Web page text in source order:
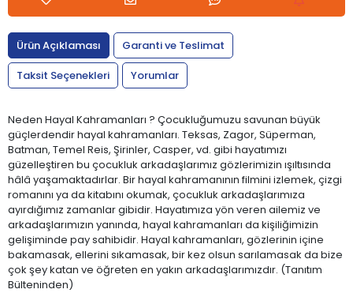
Ürün Açıklaması
Garanti ve Teslimat
Taksit Seçenekleri
Yorumlar
Neden Hayal Kahramanları ? Çocukluğumuzu savunan büyük
güçlerdendir hayal kahramanları. Teksas, Zagor, Süperman,
Batman, Temel Reis, Şirinler, Casper, vd. gibi hayatımızı
güzelleştiren bu çocukluk arkadaşlarımız gözlerimizin ışıltısında
hâlâ yaşamaktadırlar. Bir hayal kahramanının filmini izlemek, çizgi
romanını ya da kitabını okumak, çocukluk arkadaşlarımıza
ayırdığımız zamanlar gibidir. Hayatımıza yön veren ailemiz ve
arkadaşlarımızın yanında, hayal kahramanları da kişiliğimizin
gelişiminde pay sahibidir. Hayal kahramanları, gözlerinin içine
bakamasak, ellerini sıkamasak, bir kez olsun sarılamasak da bize
çok şey katan ve öğreten en yakın arkadaşlarımızdır. (Tanıtım
Bülteninden)